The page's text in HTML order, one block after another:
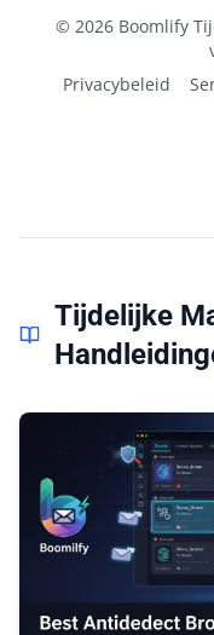
© 2026 Boomlify
Privacybeleid
Tijdelijke